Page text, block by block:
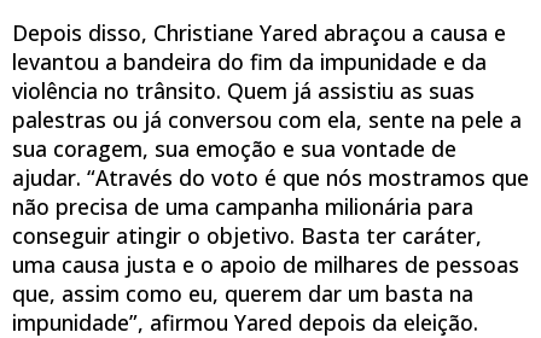
Depois disso, Christiane Yared abraçou a causa e
levantou a bandeira do fim da impunidade e da
violência no trânsito. Quem já assistiu as suas
palestras ou já conversou com ela, sente na pele a
sua coragem, sua emoção e sua vontade de
ajudar. “Através do voto é que nós mostramos que
não precisa de uma campanha milionária para
conseguir atingir o objetivo. Basta ter caráter,
uma causa justa e o apoio de milhares de pessoas
que, assim como eu, querem dar um basta na
impunidade”, afirmou Yared depois da eleição.